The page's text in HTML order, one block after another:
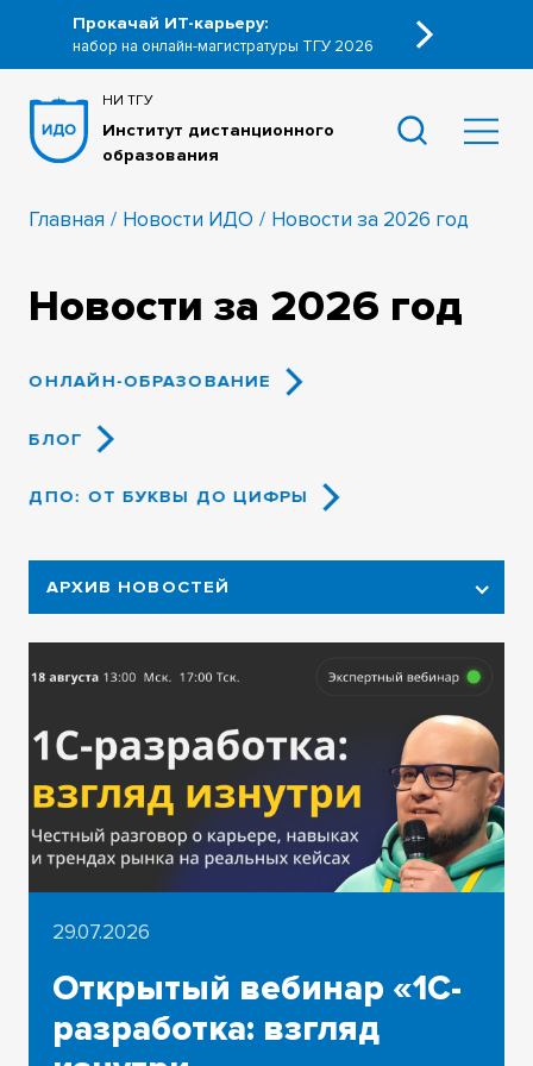
Прокачай ИТ-карьеру:
набор на онлайн-магистратуры ТГУ 2026
НИ ТГУ
Институт дистанционного
образования
Главная Новости ИДО Новости за 2026 год
Новости за 2026 год
ОНЛАЙН-ОБРАЗОВАНИЕ
БЛОГ
ДПО: ОТ БУКВЫ ДО ЦИФРЫ
АРХИВ НОВОСТЕЙ
2026
2024
2023
2022
29.07.2026
Открытый вебинар «1С-
разработка: взгляд